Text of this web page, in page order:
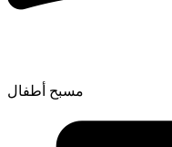
مسبح أطفال